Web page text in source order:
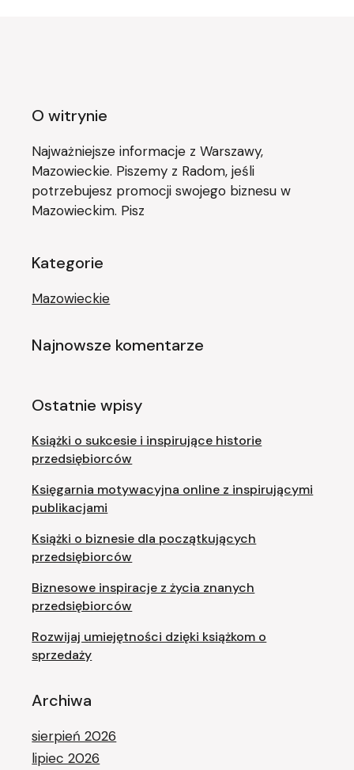
O witrynie
Najważniejsze informacje z Warszawy,
Mazowieckie. Piszemy z Radom, jeśli
potrzebujesz promocji swojego biznesu w
Mazowieckim. Pisz
Kategorie
Mazowieckie
Najnowsze komentarze
Ostatnie wpisy
Książki o sukcesie i inspirujące historie
przedsiębiorców
Księgarnia motywacyjna online z inspirującymi
publikacjami
Książki o biznesie dla początkujących
przedsiębiorców
Biznesowe inspiracje z życia znanych
przedsiębiorców
Rozwijaj umiejętności dzięki książkom o
sprzedaży
Archiwa
sierpień 2026
lipiec 2026